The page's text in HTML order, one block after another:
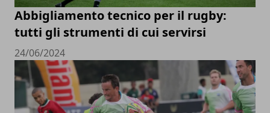
Abbigliamento tecnico per il rugby:
tutti gli strumenti di cui servirsi
24/06/2024